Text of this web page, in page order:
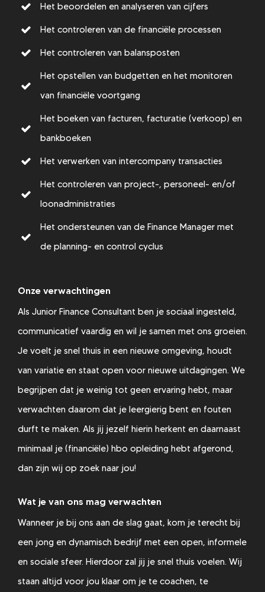
Het beoordelen en analyseren van cijfers
Het controleren van de financiële processen
Het controleren van balansposten
Het opstellen van budgetten en het monitoren
van financiële voortgang
Het boeken van facturen, facturatie (verkoop) en
bankboeken
Het verwerken van intercompany transacties
Het controleren van project-, personeel- en/of
loonadministraties
Het ondersteunen van de Finance Manager met
de planning- en control cyclus
Onze verwachtingen
Als Junior Finance Consultant ben je sociaal ingesteld,
communicatief vaardig en wil je samen met ons groeien.
Je voelt je snel thuis in een nieuwe omgeving, houdt
van variatie en staat open voor nieuwe uitdagingen. We
begrijpen dat je weinig tot geen ervaring hebt, maar
verwachten daarom dat je leergierig bent en fouten
durft te maken. Als jij jezelf hierin herkent en daarnaast
minimaal je (financiële) hbo opleiding hebt afgerond,
dan zijn wij op zoek naar jou!
Wat je van ons mag verwachten
Wanneer je bij ons aan de slag gaat, kom je terecht bij
een jong en dynamisch bedrijf met een open, informele
en sociale sfeer. Hierdoor zal jij je snel thuis voelen. Wij
staan altijd voor jou klaar om je te coachen, te